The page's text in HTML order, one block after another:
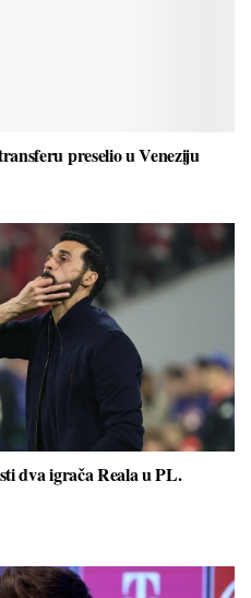
preselio u Veneziju
dva igrača Reala u PL.